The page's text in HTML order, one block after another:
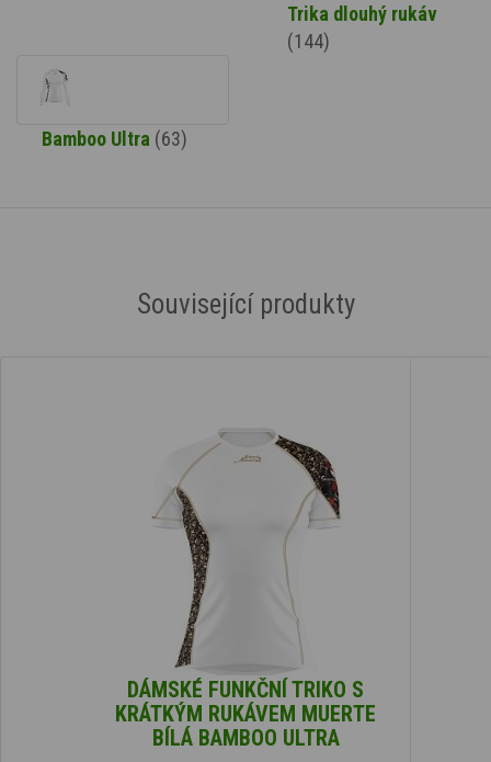
Trika dlouhý rukáv
(144)
Bamboo Ultra (63)
Související produkty
DÁMSKÉ FUNKČNÍ TRIKO S
KRÁTKÝM RUKÁVEM MUERTE
BÍLÁ BAMBOO ULTRA